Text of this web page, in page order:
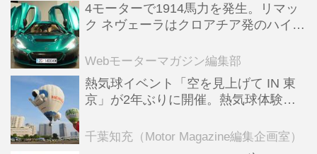
4モーターで1914馬力を発生。リマッ
ク ネヴェーラはクロアチア発のハイパ
全版／115】
Webモーターマガジン編集部
熱気球イベント「空を見上げて IN 東
京」が2年ぶりに開催。熱気球体験搭
ンテンツも
千葉知充（Motor Magazine編集企画室）